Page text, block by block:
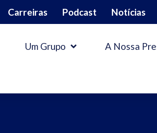
Carreiras Podcast Notícias
Um Grupo A Nossa